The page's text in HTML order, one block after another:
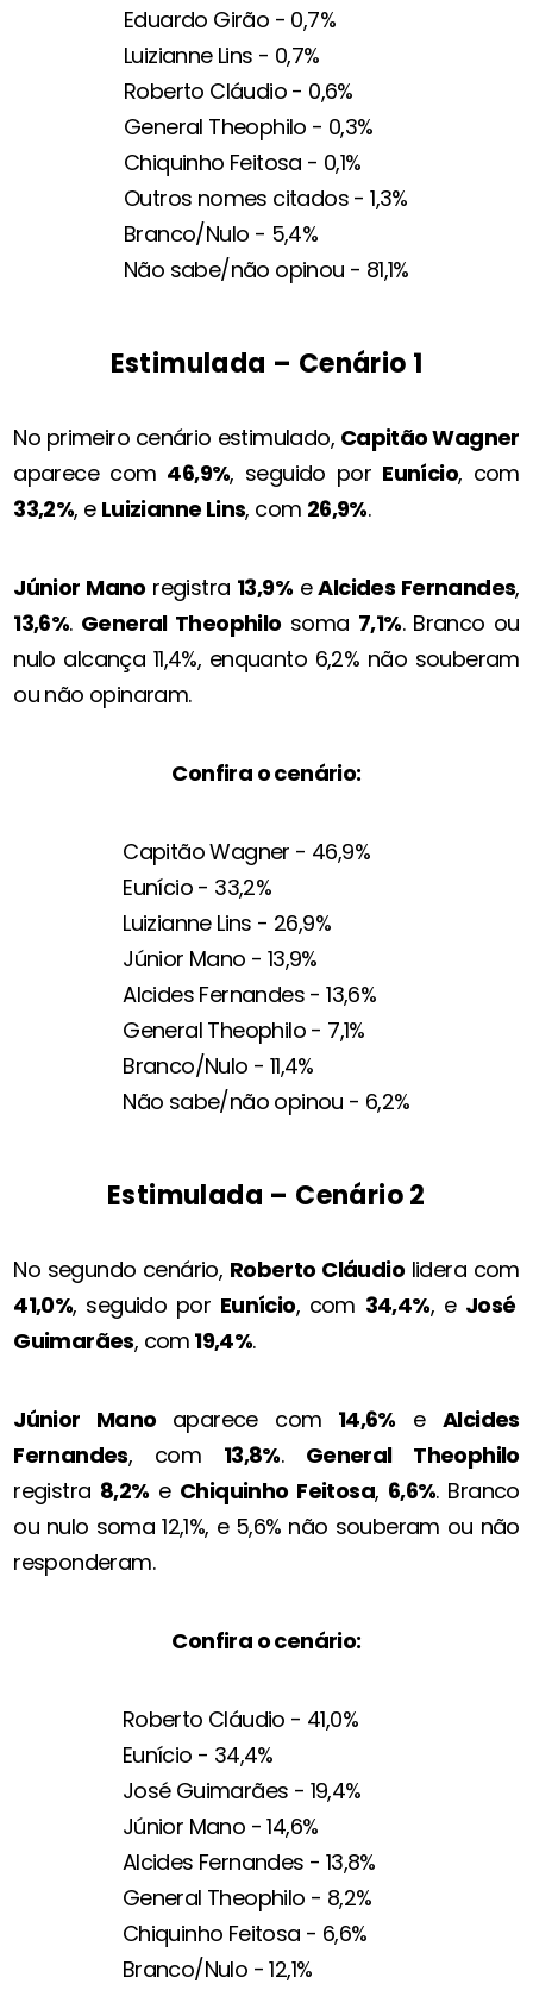
Eduardo Girão - 0,7%
Luizianne Lins - 0,7%
Roberto Cláudio - 0,6%
General Theophilo - 0,3%
Chiquinho Feitosa - 0,1%
Outros nomes citados - 1,3%
Branco/Nulo - 5,4%
Não sabe/não opinou - 81,1%
Estimulada – Cenário 1
No primeiro cenário estimulado, Capitão Wagner
aparece com 46,9%, seguido por Eunício, com
33,2%, e Luizianne Lins, com 26,9%.
Júnior Mano registra 13,9% eAlcides Fernandes,
13,6%. General Theophilo soma 7,1%. Branco ou
nulo alcança 11,4%, enquanto 6,2% não souberam
ou não opinaram.
Confira o cenário:
Capitão Wagner - 46,9%
Eunício - 33,2%
Luizianne Lins - 26,9%
Júnior Mano - 13,9%
Alcides Fernandes - 13,6%
General Theophilo - 7,1%
Branco/Nulo - 11,4%
Não sabe/não opinou - 6,2%
Estimulada – Cenário 2
No segundo cenário, Roberto Cláudio lidera com
41,0%, seguido por Eunício, com 34,4%, e José
Guimarães, com 19,4%.
Júnior Mano aparece com 14,6% e Alcides
Fernandes, com 13,8%. General Theophilo
registra 8,2% e Chiquinho Feitosa, 6,6%. Branco
ou nulo soma 12,1%, e 5,6% não souberam ou não
responderam.
Confira o cenário:
Roberto Cláudio - 41,0%
Eunício - 34,4%
José Guimarães - 19,4%
Júnior Mano - 14,6%
Alcides Fernandes - 13,8%
General Theophilo - 8,2%
Chiquinho Feitosa - 6,6%
Branco/Nulo - 12,1%